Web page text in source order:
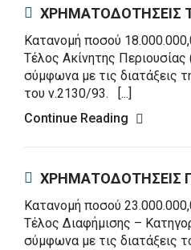
ΧΡΗΜΑΤΟΔΟΤΗΣΕΙΣ
Κατανομή ποσού
Τέλος Ακίνητης
σύμφωνα με τις διατάξεις
του ν.2130/93. [...]
Continue Reading
ΧΡΗΜΑΤΟΔΟΤΗΣΕΙΣ
Κατανομή ποσού
Τέλος Διαφήμισης –
σύμφωνα με τις διατάξεις